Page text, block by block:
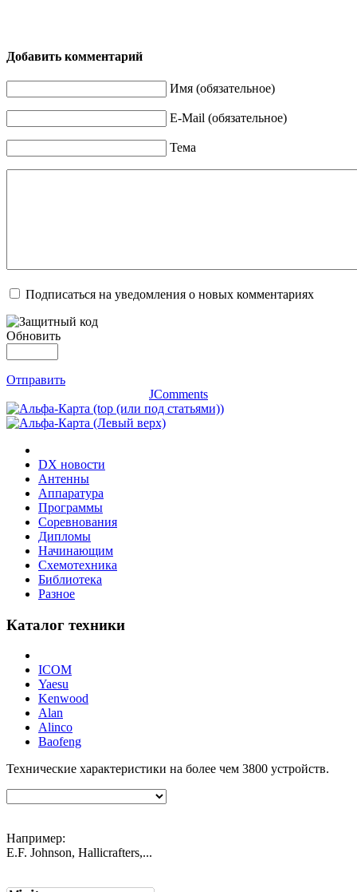
Добавить комментарий
Имя (обязательное)
E-Mail (обязательное)
Тема
Подписаться на уведомления о новых комментариях
Обновить
Отправить
JComments
DX новости
Антенны
Аппаратура
Программы
Соревнования
Дипломы
Начинающим
Схемотехника
Библиотека
Разное
Каталог техники
ICOM
Yaesu
Kenwood
Alan
Alinco
Baofeng
Технические характеристики на более чем 3800 устройств.
Например:
E.F. Johnson, Hallicrafters,...